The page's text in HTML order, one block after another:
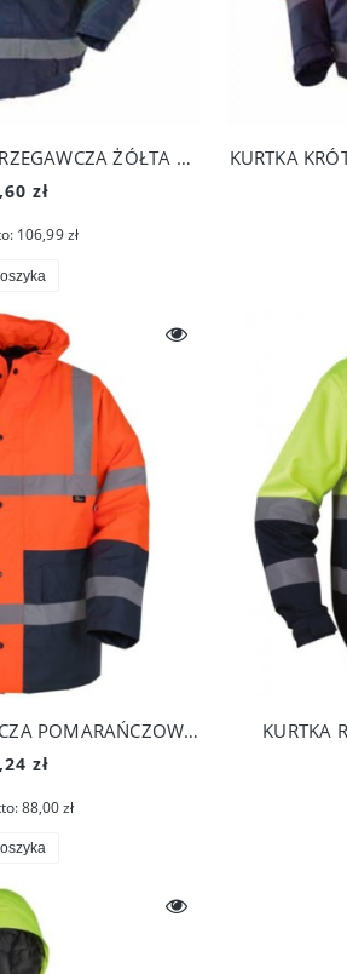
KURTKA KRÓTKA OSTRZEGAWCZA ŻÓŁTA VIZWELL
zł
106,99 zł
KURTKA
KURTKA OSTRZEGAWCZA POMARAŃCZOWA VIZWELL
zł
88,00 zł
KURTKA